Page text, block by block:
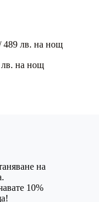
489 лв. на нощ
лв. на нощ
на
10%